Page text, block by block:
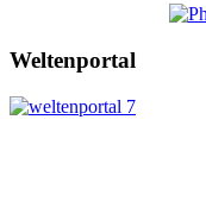
Weltenportal